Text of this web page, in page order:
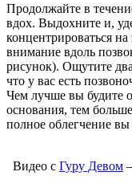
Продолжайте в
вдох. Выдохните и,
концентрироваться
внимание вдоль
рисунок). Ощутите
что у вас есть
Чем лучше вы будите
основания, тем
полное облегчение вы
Видео с Гуру Девом